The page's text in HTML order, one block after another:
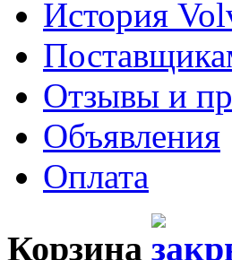
История
Отзывы и
Объявления
Оплата
Корзина